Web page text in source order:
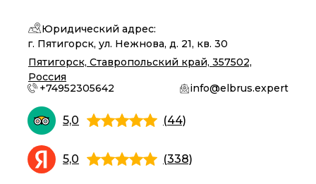
Пятигорск, Ставропольский край, 357502,
Россия
info@elbrus.expert
Юридический адрес:
г. Пятигорск, ул. Нежнова, д. 21, кв. 30
+74952305642
5,0 (44)
5,0 (338)